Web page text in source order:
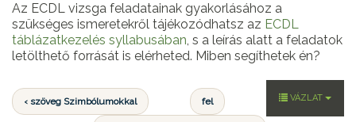
Az ECDL vizsga feladatainak gyakorlásához a
szükséges ismeretekről tájékozódhatsz az ECDL
táblázatkezelés syllabusában, s a leírás alatt a feladatok
letölthető forrását is elérheted. Miben segíthetek én?
VÁZLAT
‹ szöveg Szimbólumokkal fel